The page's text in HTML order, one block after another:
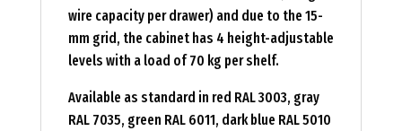
wire capacity per drawer) and due to the 15-
mm grid, the cabinet has 4 height-adjustable
levels with a load of 70 kg per shelf.
Available as standard in red RAL 3003, gray
RAL 7035, green RAL 6011, dark blue RAL 5010